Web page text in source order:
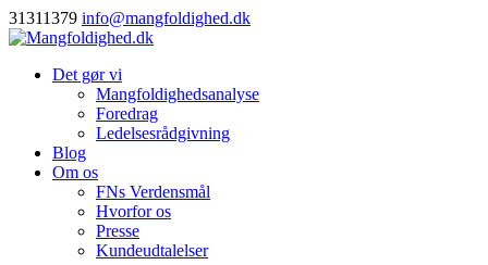
31311379 info@mangfoldighed.dk
Det gør vi
Mangfoldighedsanalyse
Foredrag
Ledelsesrådgivning
Blog
Om os
FNs Verdensmål
Hvorfor os
Presse
Kundeudtalelser